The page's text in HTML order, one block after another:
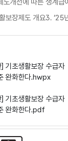
제도 개요3. ’25년
기초생활보장 수급자
완화한다.hwpx
기초생활보장 수급자
완화한다.pdf